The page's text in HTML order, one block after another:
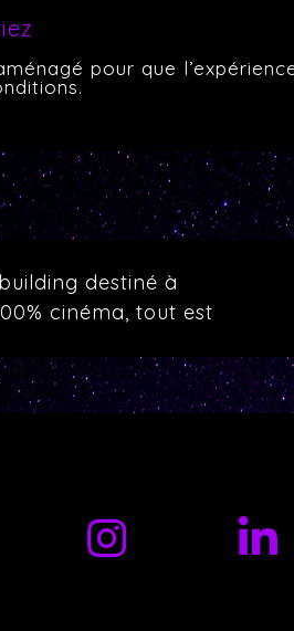
pour que
destiné à
cinéma, tout est